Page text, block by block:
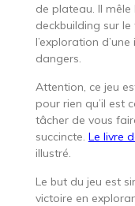
de plateau. Il mêle
deckbuilding sur
l’exploration
dangers.
Attention, ce jeu
pour rien qu’il est
tâcher de vous
succincte. Le livre
illustré.
Le but du jeu est
victoire en